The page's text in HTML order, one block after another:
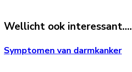
Wellicht ook interessant....
Symptomen van darmkanker